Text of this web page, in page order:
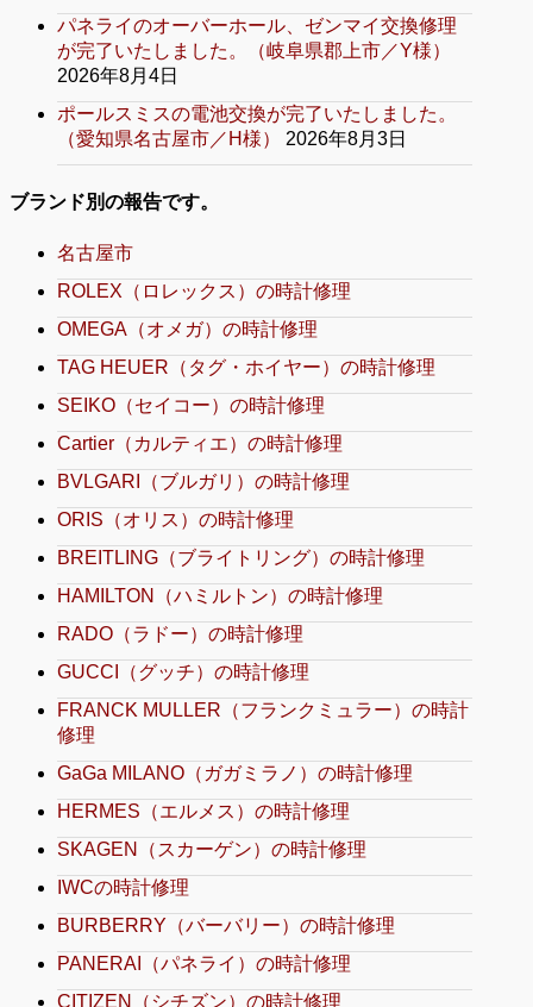
パネライのオーバーホール、ゼンマイ交換修理
が完了いたしました。（岐阜県郡上市／Y様）
2026年8月4日
ポールスミスの電池交換が完了いたしました。
（愛知県名古屋市／H様）
2026年8月3日
ブランド別の報告です。
名古屋市
ROLEX（ロレックス）の時計修理
OMEGA（オメガ）の時計修理
TAG HEUER（タグ・ホイヤー）の時計修理
SEIKO（セイコー）の時計修理
Cartier（カルティエ）の時計修理
BVLGARI（ブルガリ）の時計修理
ORIS（オリス）の時計修理
BREITLING（ブライトリング）の時計修理
HAMILTON（ハミルトン）の時計修理
RADO（ラドー）の時計修理
GUCCI（グッチ）の時計修理
FRANCK MULLER（フランクミュラー）の時計
修理
GaGa MILANO（ガガミラノ）の時計修理
HERMES（エルメス）の時計修理
SKAGEN（スカーゲン）の時計修理
IWCの時計修理
BURBERRY（バーバリー）の時計修理
PANERAI（パネライ）の時計修理
CITIZEN（シチズン）の時計修理